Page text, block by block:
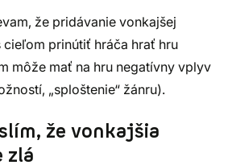
že pridávanie vonkajšej
prinútiť hráča hrať hru
môže mať na hru negatívny vplyv
„sploštenie“ žánru).
že vonkajšia
zlá